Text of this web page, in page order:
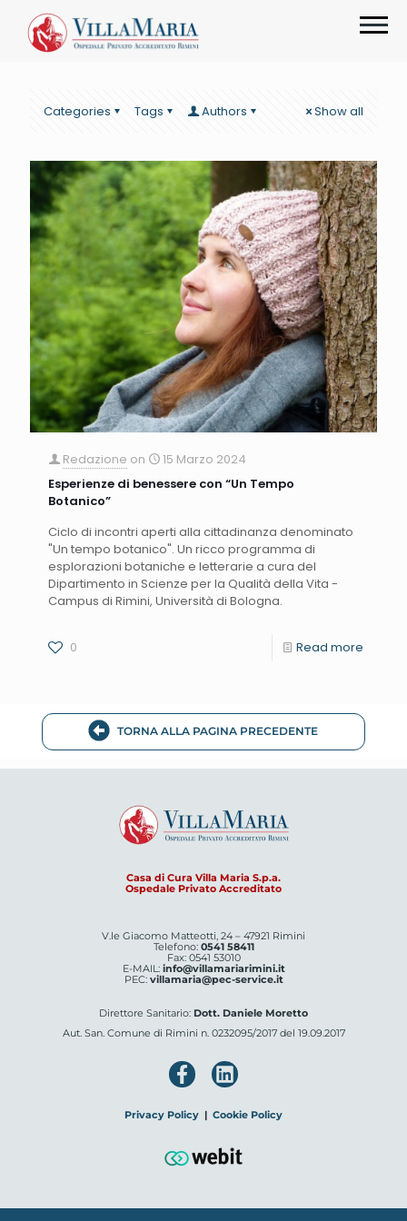
Categories Tags Authors Show all
Redazione on
15 Marzo 2024
Esperienze di benessere con “Un Tempo
Botanico”
Ciclo di incontri aperti alla cittadinanza denominato
"Un tempo botanico". Un ricco programma di
esplorazioni botaniche e letterarie a cura del
Dipartimento in Scienze per la Qualità della Vita -
Campus di Rimini, Università di Bologna.
0 Read more
TORNA ALLA PAGINA PRECEDENTE
Casa di Cura Villa Maria S.p.a.
Ospedale Privato Accreditato
V.le Giacomo Matteotti, 24 – 47921 Rimini
Telefono: 0541 58411
Fax: 0541 53010
E-MAIL: info@villamariarimini.it
PEC: villamaria@pec-service.it
Direttore Sanitario: Dott. Daniele Moretto
Aut. San. Comune di Rimini n. 0232095/2017 del 19.09.2017
Privacy Policy | Cookie Policy